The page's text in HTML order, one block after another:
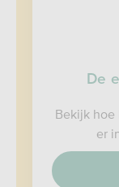
De
Bekijk hoe
er